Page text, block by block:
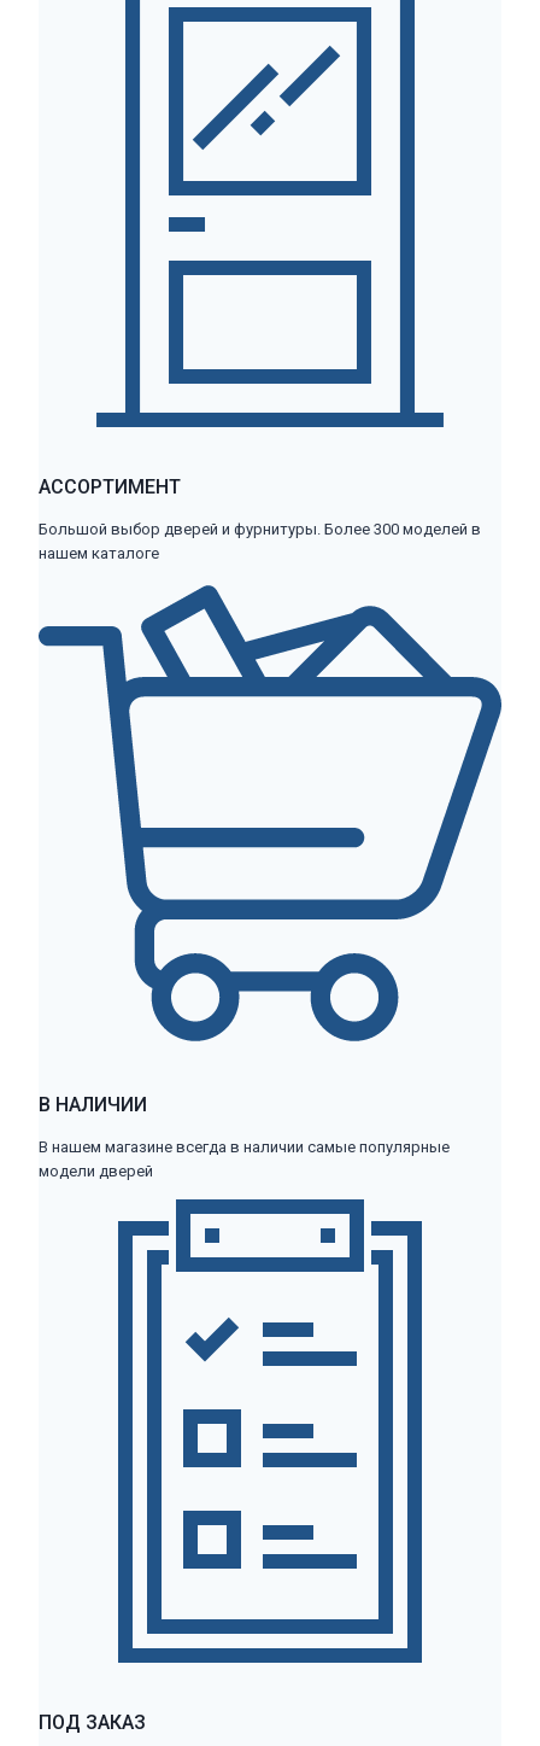
АССОРТИМЕНТ
Большой выбор дверей и фурнитуры. Более 300 моделей в
нашем каталоге
В НАЛИЧИИ
В нашем магазине всегда в наличии самые популярные
модели дверей
ПОД ЗАКАЗ